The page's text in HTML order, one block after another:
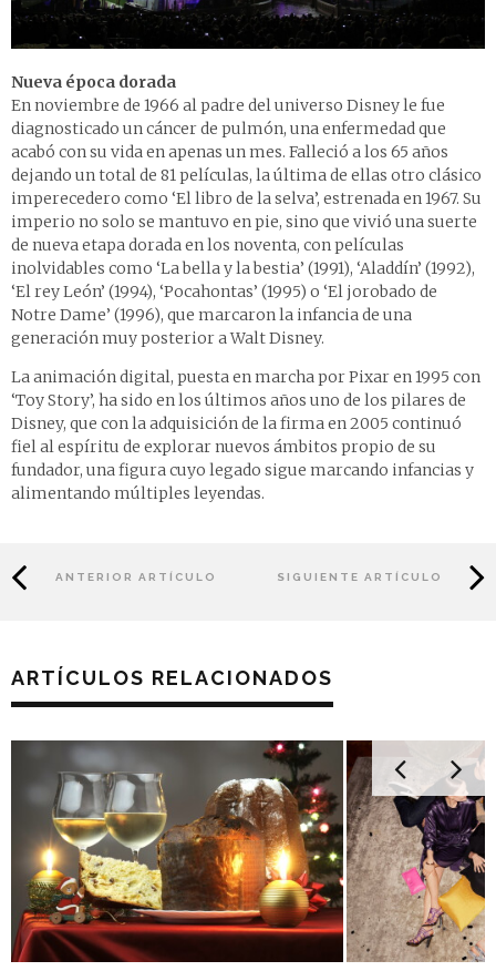
Nueva época dorada
En noviembre de 1966 al padre del universo Disney le fue
diagnosticado un cáncer de pulmón, una enfermedad que
acabó con su vida en apenas un mes. Falleció a los 65 años
dejando un total de 81 películas, la última de ellas otro clásico
imperecedero como ‘El libro de la selva’, estrenada en 1967. Su
imperio no solo se mantuvo en pie, sino que vivió una suerte
de nueva etapa dorada en los noventa, con películas
inolvidables como ‘La bella y la bestia’ (1991), ‘Aladdín’ (1992),
‘El rey León’ (1994), ‘Pocahontas’ (1995) o ‘El jorobado de
Notre Dame’ (1996), que marcaron la infancia de una
generación muy posterior a Walt Disney.
La animación digital, puesta en marcha por Pixar en 1995 con
‘Toy Story’, ha sido en los últimos años uno de los pilares de
Disney, que con la adquisición de la firma en 2005 continuó
fiel al espíritu de explorar nuevos ámbitos propio de su
fundador, una figura cuyo legado sigue marcando infancias y
alimentando múltiples leyendas.
ANTERIOR ARTÍCULO SIGUIENTE ARTÍCULO
ARTÍCULOS RELACIONADOS